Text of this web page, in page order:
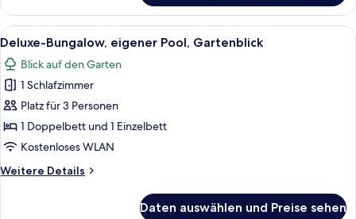
Alle
Fotos
für
Deluxe-
Bungalow,
eigener
Pool,
anzeigen
Ein Haus mit Strohdach, einem
5
Deluxe-Bungalow, eigener Pool, Gartenblick
Blick auf den Garten
1 Schlafzimmer
Platz für 3 Personen
1 Doppelbett und 1 Einzelbett
Kostenloses WLAN
Weitere Details
Weitere
Daten auswählen und Preise sehen